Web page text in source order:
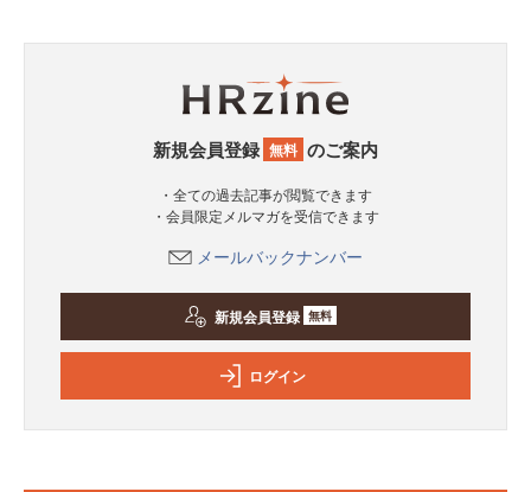
新規会員登録 無料 のご案内
・全ての過去記事が閲覧できます
・会員限定メルマガを受信できます
メールバックナンバー
新規会員登録 無料
ログイン